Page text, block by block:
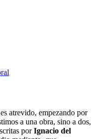
atrevido, empezando por
a una obra, sino a dos,
porIgnacio del